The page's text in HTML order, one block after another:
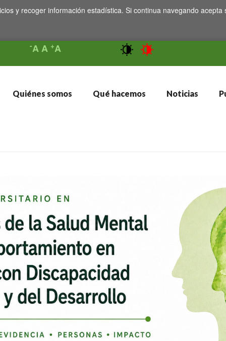
y recoger información estadística. Si continua navegando acepta
-AA +A
Quiénes somos Qué hacemos Noticias